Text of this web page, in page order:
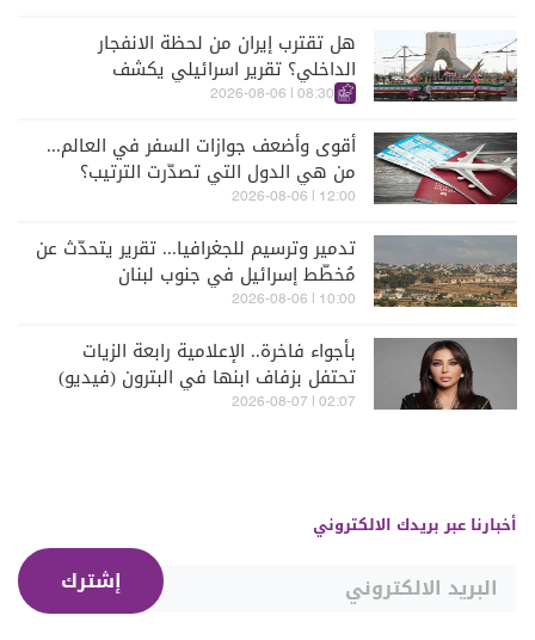
هل تقترب إيران من لحظة الانفجار
الداخلي؟ تقرير اسرائيلي يكشف
الكواليس
08:30 | 2026-08-06
أقوى وأضعف جوازات السفر في العالم...
من هي الدول التي تصدّرت الترتيب؟
12:00 | 2026-08-06
تدمير وترسيم للجغرافيا... تقرير يتحدّث عن
مُخطّط إسرائيل في جنوب لبنان
10:00 | 2026-08-06
بأجواء فاخرة.. الإعلامية رابعة الزيات
تحتفل بزفاف ابنها في البترون (فيديو)
02:07 | 2026-08-07
أخبارنا عبر بريدك الالكتروني
إشترك